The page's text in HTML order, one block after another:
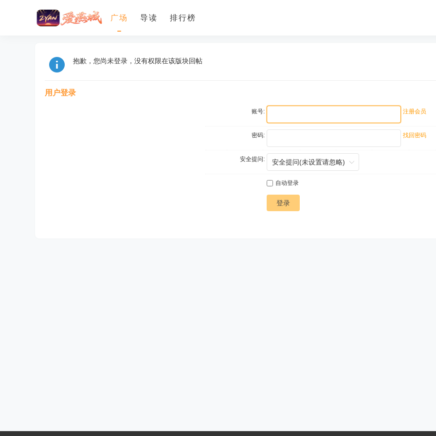
广场 导读 排行榜
抱歉，您尚未登录，没有权限在该版块回帖
用户登录
账号: 注册会员
密码: 找回密码
安全提问:
自动登录
登录